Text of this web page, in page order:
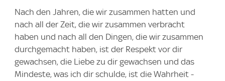
Nach den Jahren, die wir zusammen hatten und
nach all der Zeit, die wir zusammen verbracht
haben und nach all den Dingen, die wir zusammen
durchgemacht haben, ist der Respekt vor dir
gewachsen, die Liebe zu dir gewachsen und das
Mindeste, was ich dir schulde, ist die Wahrheit -